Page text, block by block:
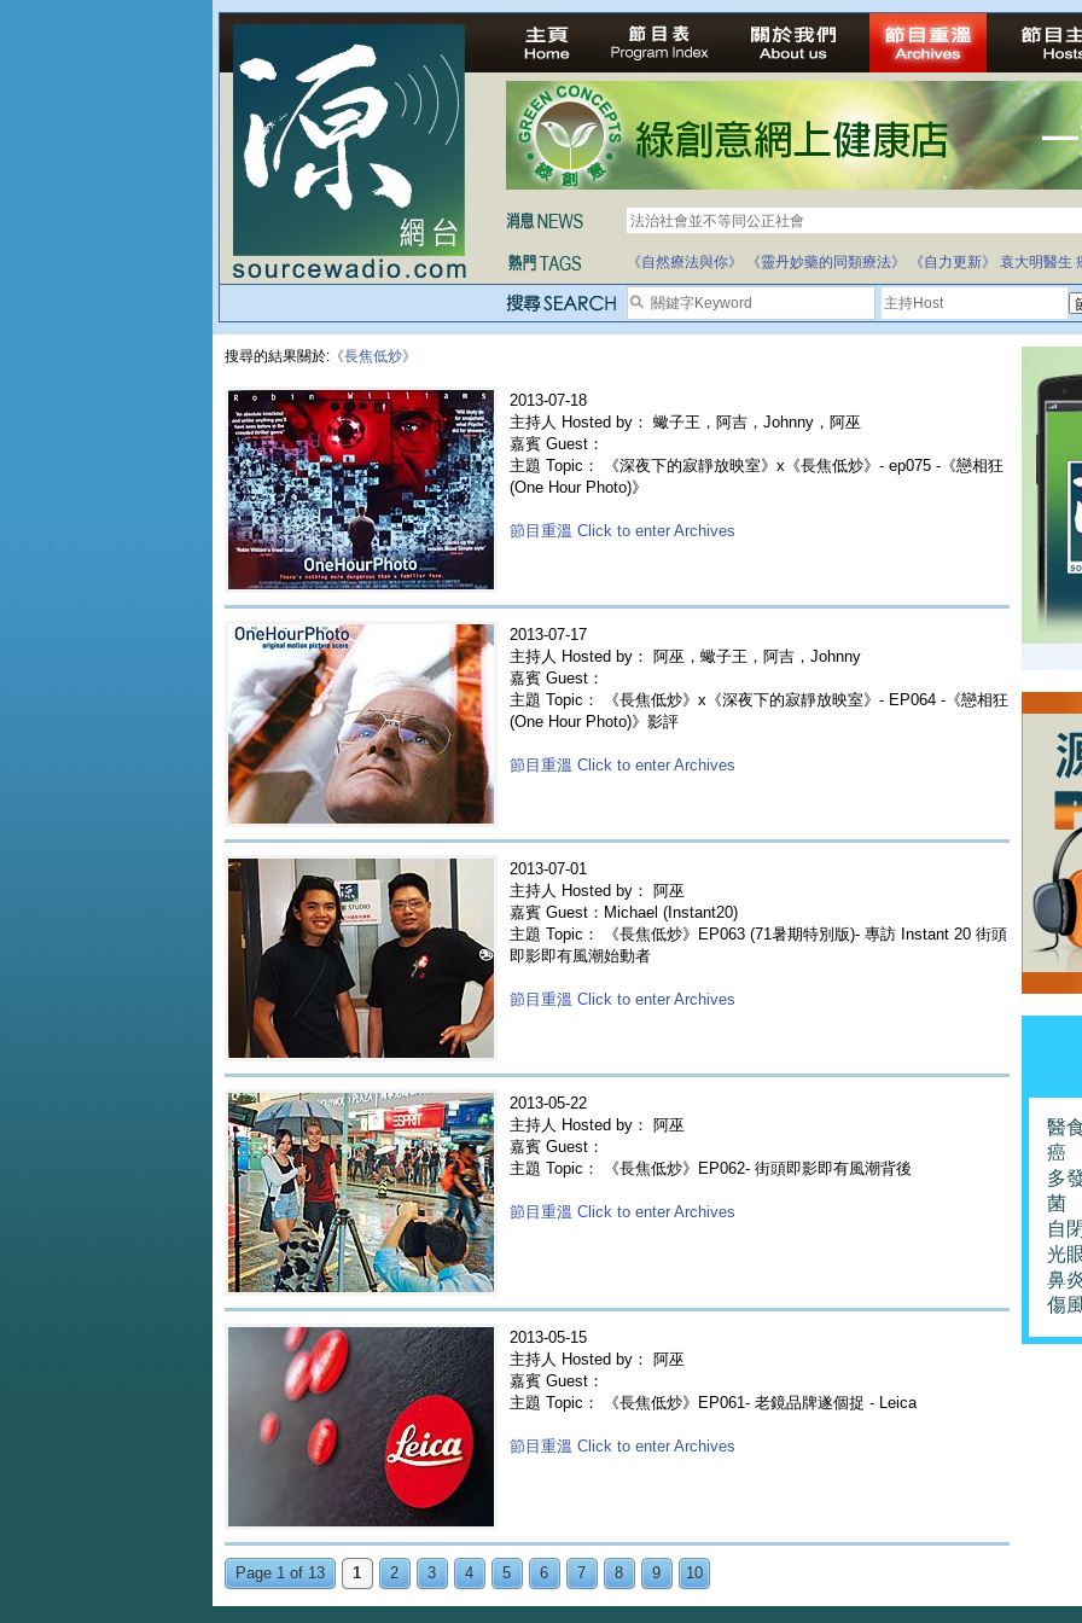
法治社會並不等同公正社會
《自然療法與你》 《靈丹妙藥的同類療法》 《自力更新》 袁大明醫生
搜尋的結果關於:《長焦低炒》
2013-07-18
主持人 Hosted by： 蠍子王，阿吉，Johnny，阿巫
嘉賓 Guest：
主題 Topic： 《深夜下的寂靜放映室》x《長焦低炒》- ep075 -《戀相狂
(One Hour Photo)》
節目重溫 Click to enter Archives
2013-07-17
主持人 Hosted by： 阿巫，蠍子王，阿吉，Johnny
嘉賓 Guest：
主題 Topic： 《長焦低炒》x《深夜下的寂靜放映室》- EP064 -《戀相狂
(One Hour Photo)》影評
節目重溫 Click to enter Archives
2013-07-01
主持人 Hosted by： 阿巫
嘉賓 Guest：Michael (Instant20)
主題 Topic： 《長焦低炒》EP063 (71暑期特別版)- 專訪 Instant 20 街頭
即影即有風潮始動者
節目重溫 Click to enter Archives
2013-05-22
主持人 Hosted by： 阿巫
嘉賓 Guest：
主題 Topic： 《長焦低炒》EP062- 街頭即影即有風潮背後
節目重溫 Click to enter Archives
2013-05-15
主持人 Hosted by： 阿巫
嘉賓 Guest：
主題 Topic： 《長焦低炒》EP061- 老鏡品牌遂個捉 - Leica
節目重溫 Click to enter Archives
Page 1 of 13 1 2 3 4 5 6 7 8 9 10
醫
癌
多
菌
自
光
鼻
傷